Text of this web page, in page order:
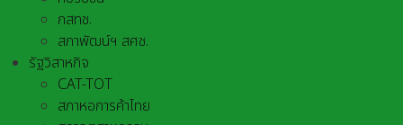
กสทช.
สภาพัฒน์ฯ สศช.
รัฐวิสาหกิจ
CAT-TOT
สภาหอการค้าไทย